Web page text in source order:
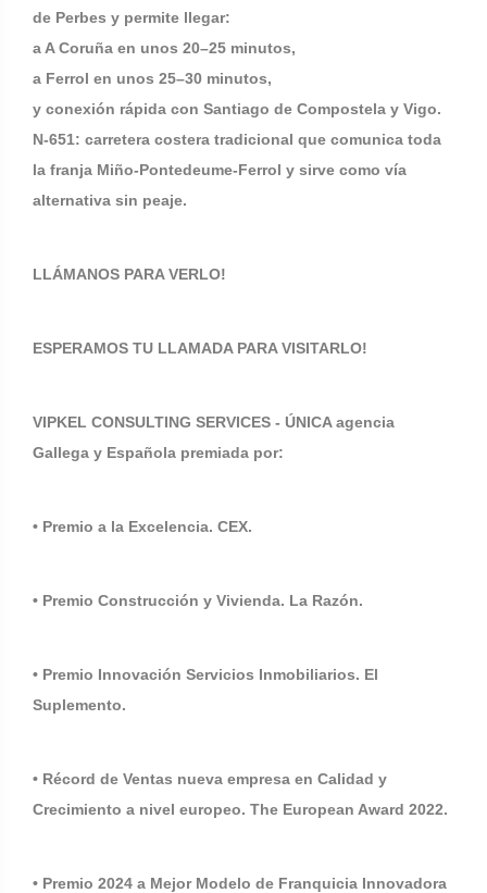
de Perbes y permite llegar:
a A Coruña en unos 20–25 minutos,
a Ferrol en unos 25–30 minutos,
y conexión rápida con Santiago de Compostela y Vigo.
N-651: carretera costera tradicional que comunica toda
la franja Miño-Pontedeume-Ferrol y sirve como vía
alternativa sin peaje.
LLÁMANOS PARA VERLO!
ESPERAMOS TU LLAMADA PARA VISITARLO!
VIPKEL CONSULTING SERVICES - ÚNICA agencia
Gallega y Española premiada por:
• Premio a la Excelencia. CEX.
• Premio Construcción y Vivienda. La Razón.
• Premio Innovación Servicios Inmobiliarios. El
Suplemento.
• Récord de Ventas nueva empresa en Calidad y
Crecimiento a nivel europeo. The European Award 2022.
• Premio 2024 a Mejor Modelo de Franquicia Innovadora